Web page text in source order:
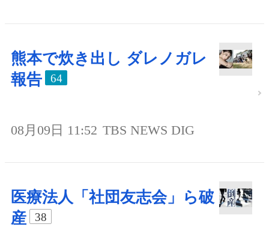
熊本で炊き出し ダレノガレ
報告
64
08月09日 11:52 TBS NEWS DIG
医療法人「社団友志会」ら破
産
38